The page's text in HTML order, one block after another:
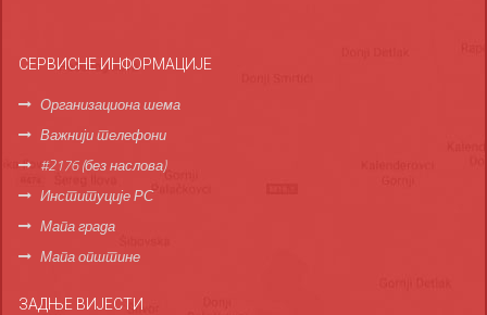
СЕРВИСНЕ ИНФОРМАЦИЈЕ
Организациона шема
Важнији телефони
#2176 (без наслова)
Институције РС
Мапа града
Мапа општине
ЗАДЊЕ ВИЈЕСТИ